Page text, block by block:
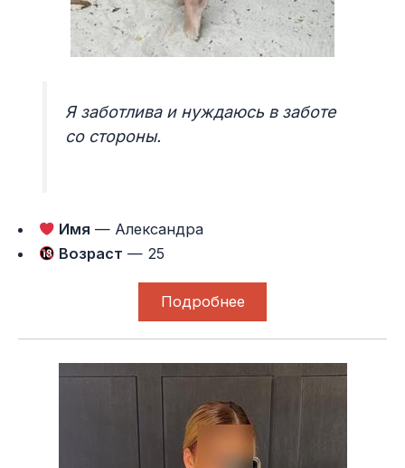
Я заботлива и нуждаюсь в заботе
со стороны.
Имя — Александра
Возраст — 25
Подробнее